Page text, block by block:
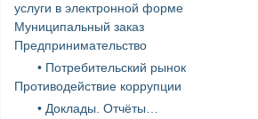
услуги в электронной форме
Муниципальный заказ
Предпринимательство
• Потребительский рынок
Противодействие коррупции
• Доклады. Отчёты…